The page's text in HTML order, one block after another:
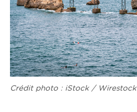
Crédit photo : iStock / Wirestock